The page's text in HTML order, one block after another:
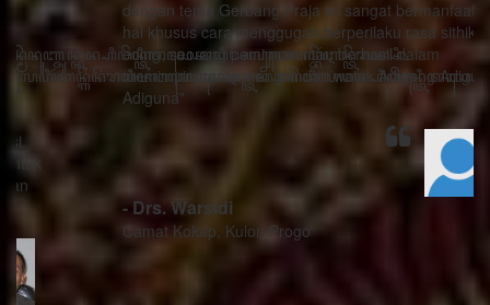
dengan tema Gerbang Praja ini sangat bermanfaat ada
hal khusus cara menggugah berperilaku rasa sithik
eding, seorang pemimpin mau berhasil dalam
memimpin harus menghindari watak Adigang Adigung
- Drs. Warsidi
Camat Kokap, Kulon Progo